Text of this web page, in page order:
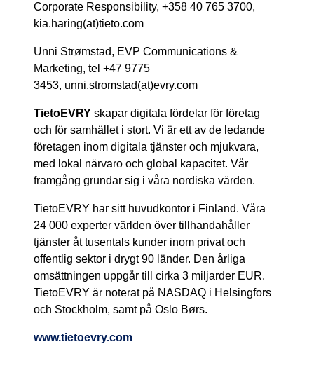
Corporate Responsibility, +358 40 765 3700,
kia.haring(at)tieto.com
Unni Strømstad, EVP Communications &
Marketing, tel +47 9775
3453, unni.stromstad(at)evry.com
TietoEVRY skapar digitala fördelar för företag
och för samhället i stort. Vi är ett av de ledande
företagen inom digitala tjänster och mjukvara,
med lokal närvaro och global kapacitet. Vår
framgång grundar sig i våra nordiska värden.
TietoEVRY har sitt huvudkontor i Finland. Våra
24 000 experter världen över tillhandahåller
tjänster åt tusentals kunder inom privat och
offentlig sektor i drygt 90 länder. Den årliga
omsättningen uppgår till cirka 3 miljarder EUR.
TietoEVRY är noterat på NASDAQ i Helsingfors
och Stockholm, samt på Oslo Børs.
www.tietoevry.com